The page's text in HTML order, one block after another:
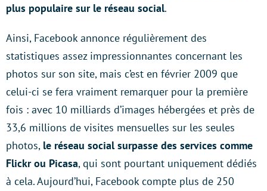
plus populaire sur le réseau social.
Ainsi, Facebook annonce régulièrement des
statistiques assez impressionnantes concernant les
photos sur son site, mais c’est en février 2009 que
celui-ci se fera vraiment remarquer pour la première
fois : avec 10 milliards d’images hébergées et près de
33,6 millions de visites mensuelles sur les seules
photos, le réseau social surpasse des services comme
Flickr ou Picasa, qui sont pourtant uniquement dédiés
à cela. Aujourd’hui, Facebook compte plus de 250